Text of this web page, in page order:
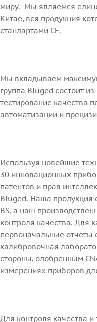
миру. Мы являемся
Китае, вся продукция
стандартами CE.
Мы вкладываем
группа Biuged состоит
тестирование качества
автоматизации и
Используя новейшие
30 инновационных
патентов и прав
Biuged. Наша продукция
BS, а наш
контроля качества. Для
первоначальные отчеты
калибровочная
стороны, одобренным
измерениях приборов
Для контроля качества